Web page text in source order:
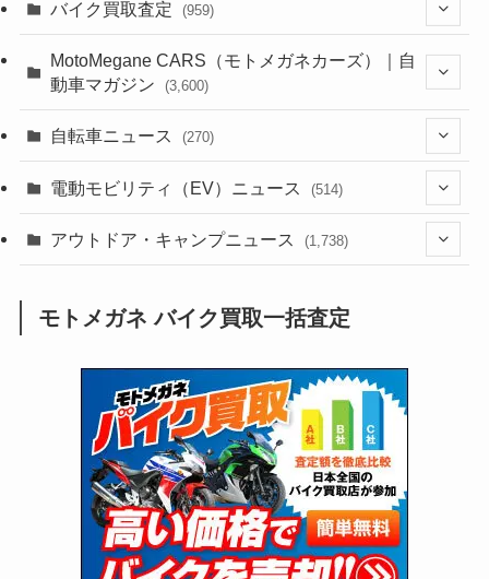
(44)
(637)
(118)
(60)
(31)
(51)
(34)
(5)
(12)
(63)
(252)
(38)
(24)
(16)
(25)
(24)
(47)
(15)
(249)
(64)
(16)
(62)
(4)
(6)
(17)
(306)
(6,953)
(2,473)
(249)
(1,226)
(12)
(131)
(38)
(131)
(167)
(85)
(21)
(61)
(171)
(98)
(13)
(274)
(171) (47)
(66)
(16)
(141)
(254)
(204)
(1,139)
(166)
(23)
(33)
(34)
(35)
(415)
(16)
バイク買取査定 (959)
(352)
MotoMegane CARS（モトメガネカーズ）｜自
動車マガジン
(3,600)
(185)
(137)
(72)
(2,741)
(126)
(170)
自転車ニュース (270)
(54)
(211)
電動モビリティ（EV）ニュース (514)
(132)
(171)
(118)
(27)
アウトドア・キャンプニュース (1,738)
(1,605)
(147)
(13)
(19)
(12)
モトメガネ バイク買取一括査定